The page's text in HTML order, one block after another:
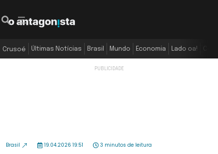
Crusoé Últimas Notícias Brasil Mundo Economia Lado oa!
Brasil 19.04.2026 19:51 3 minutos de leitura